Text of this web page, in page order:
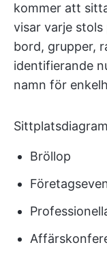
kommer att
visar varje
bord, grupper,
identifierande
namn för
Bröllop